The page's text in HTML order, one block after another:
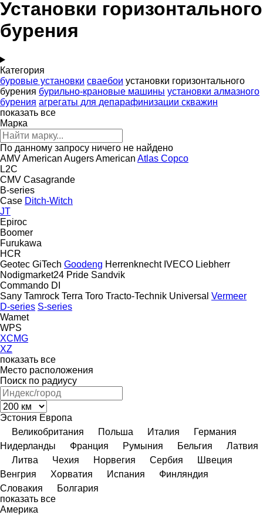
Установки горизонтального
бурения
Категория
буровые установки сваебои установки горизонтального
бурения бурильно-крановые машины установки алмазного
бурения агрегаты для депарафинизации скважин
показать все
Марка
По данному запросу ничего не найдено
AMVAmerican AugersAmerican Atlas Copco
L2C
CMV Casagrande
B-series
Case Ditch-Witch
JT
Epiroc
Boomer
Furukawa
HCR
Geotec GiTech Goodeng Herrenknecht IVECO Liebherr
Nodigmarket24 Pride Sandvik
Commando DI
Sany Tamrock Terra Toro Tracto-Technik Universal Vermeer
D-series S-series
Wamet
WPS
XCMG
XZ
показать все
Место расположения
Поиск по радиусу
Эстония Европа
Великобритания
Польша Италия
Германия
Нидерланды
Франция Румыния Бельгия
Латвия
Литва
Чехия Норвегия Сербия
Швеция
Венгрия
Хорватия Испания
Финляндия
Словакия
Болгария
показать все
Америка